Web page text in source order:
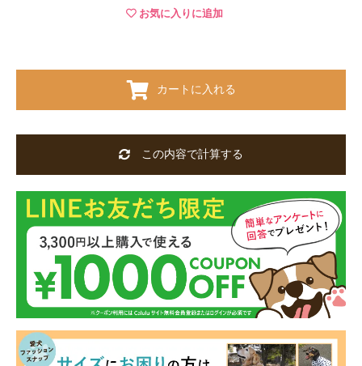
お気に入りに追加
カートに入れる
この内容で計算する